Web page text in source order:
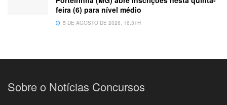
feira (6) para nível médio
5 DE AGOSTO DE 2026, 16:31H
Sobre o Notícias Concursos